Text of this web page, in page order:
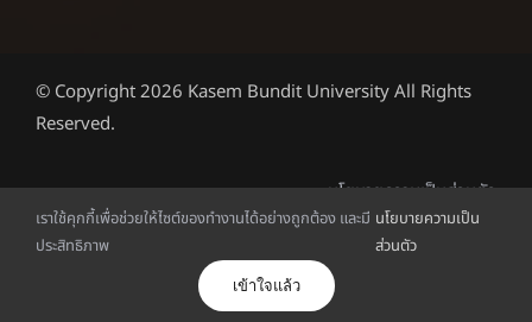
© Copyright 2026 Kasem Bundit University All Rights
Reserved.
นโยบายความเป็นส่วนตัว
เราใช้คุกกี้เพื่อช่วยให้ไซต์ของทำงานได้อย่างถูกต้อง และมี
ประสิทธิภาพ
นโยบายความเป็น
ส่วนตัว
เข้าใจแล้ว
ไทย